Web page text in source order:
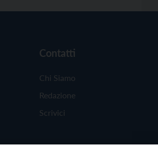
Contatti
Chi Siamo
Redazione
Scrivici